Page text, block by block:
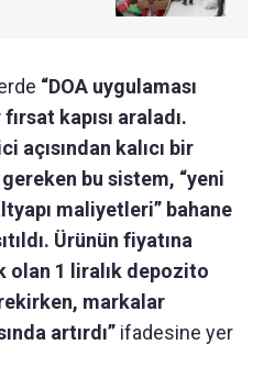
“DOA uygulaması
kapısı araladı.
kalıcı bir
bu sistem, “yeni
maliyetleri” bahane
Ürünün fiyatına
olan 1 liralık depozito
markalar
artırdı” ifadesine yer